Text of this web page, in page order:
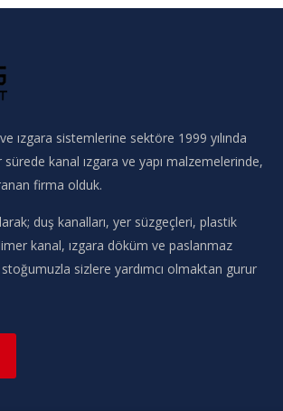
ızgara sistemlerine sektöre 1999 yılında
sürede kanal ızgara ve yapı malzemelerinde,
firma olduk.
duş kanalları, yer süzgeçleri, plastik
kanal, ızgara döküm ve paslanmaz
stoğumuzla sizlere yardımcı olmaktan gurur